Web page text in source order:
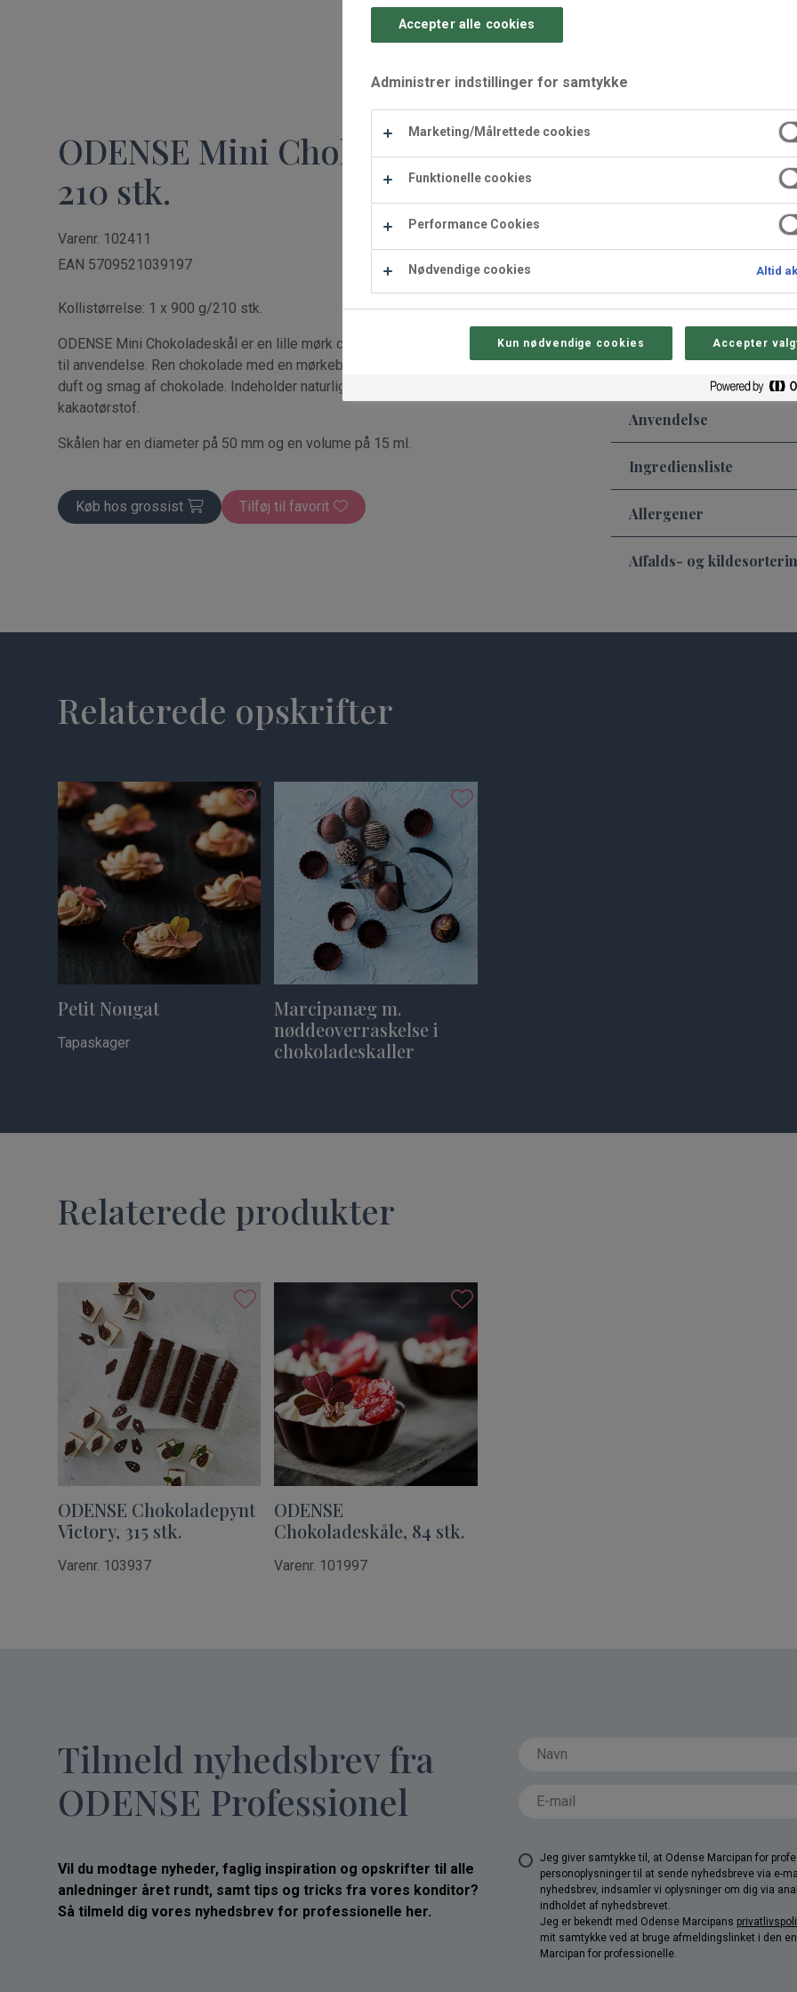
ODENSE Mini Chokoladeskåle,
210 stk.
Varenr. 102411
EAN 5709521039197
Kollistørrelse: 1 x 900 g/210 stk.
ODENSE Mini Chokoladeskål er en lille mørk chokoladeskål på ca. 4,3 g og klar
til anvendelse. Ren chokolade med en mørkebrun farve og en karakteristisk
duft og smag af chokolade. Indeholder naturlig aroma og mindst 50%
kakaotørstof.
Skålen har en diameter på 50 mm og en volume på 15 ml.
Køb hos grossist Tilføj til favorit
Næringsindhold pr.
Kulhydrat
- heraf sukkerarter
Protein
Anvendelse
Ingrediensliste
Allergener
Affalds- og
Relaterede opskrifter
Petit Nougat
Tapaskager
Marcipanæg m.
nøddeoverraskelse i
chokoladeskaller
Relaterede produkter
ODENSE Chokoladepynt
Victory, 315 stk.
Varenr. 103937
ODENSE
Chokoladeskåle, 84 stk.
Varenr. 101997
Tilmeld nyhedsbrev fra
ODENSE Professionel
Vil du modtage nyheder, faglig inspiration og opskrifter til alle
anledninger året rundt, samt tips og tricks fra vores konditor?
Så tilmeld dig vores nyhedsbrev for professionelle her.
Jeg giver samtykke til, at Odense Marcipan for
personoplysninger til at sende nyhedsbreve via e-
nyhedsbrev, indsamler vi oplysninger om dig via
indholdet af nyhedsbrevet.
Jeg er bekendt med Odense Marcipans
mit samtykke ved at bruge afmeldingslinket i den
Marcipan for professionelle.
Accepter alle cookies
Administrer indstillinger for samtykke
Marketing/Målrettede cookies
Funktionelle cookies
Performance Cookies
Nødvendige cookies Altid
Kun nødvendige cookies Accepter